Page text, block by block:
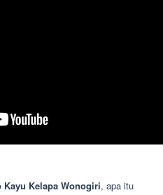
Kayu Kelapa Wonogiri, apa itu